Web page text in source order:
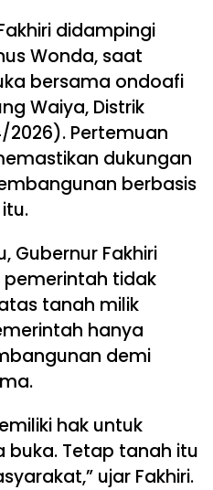
didampingi
Wonda, saat
bersama ondoafi
Waiya, Distrik
2026). Pertemuan
dukungan
berbasis
Gubernur Fakhiri
tidak
tanah milik
hanya
demi
hak untuk
buka. Tetap tanah itu
ujar Fakhiri.